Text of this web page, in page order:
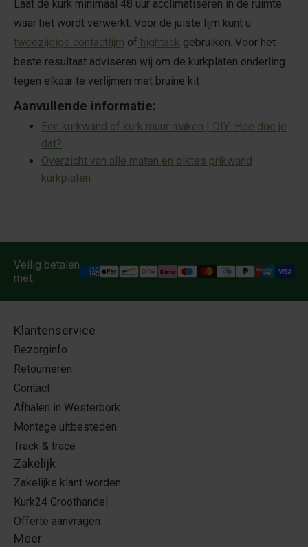
Laat de kurk minimaal 48 uur acclimatiseren in de ruimte
waar het wordt verwerkt. Voor de juiste lijm kunt u
tweezijdige contactlijm of hightack gebruiken. Voor het
beste resultaat adviseren wij om de kurkplaten onderling
tegen elkaar te verlijmen met bruine kit
Aanvullende informatie:
Een kurkwand of kurk muur maken | DIY: Hoe doe je
dat?
Overzicht van alle maten en diktes prikwand
kurkplaten
Veilig betalen
met:
Klantenservice
Bezorginfo
Retourneren
Contact
Afhalen in Westerbork
Montage uitbesteden
Track & trace
Zakelijk
Zakelijke klant worden
Kurk24 Groothandel
Offerte aanvragen
Meer